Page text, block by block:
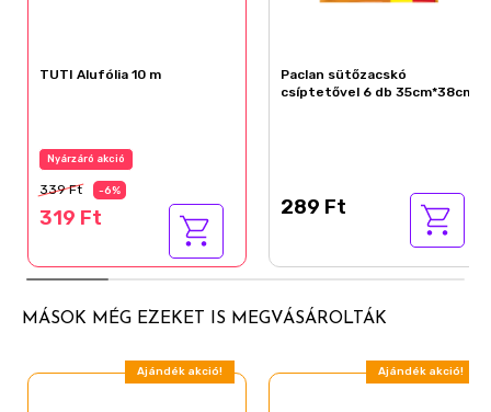
TUTI Alufólia 10 m
Nyárzáró akció
339 Ft -6%
319 Ft
Paclan sütőzacskó
csíptetővel 6 db 35cm*38cm
289 Ft
MÁSOK MÉG EZEKET IS MEGVÁSÁROLTÁK
Ajándék akció! Ajándék akció!